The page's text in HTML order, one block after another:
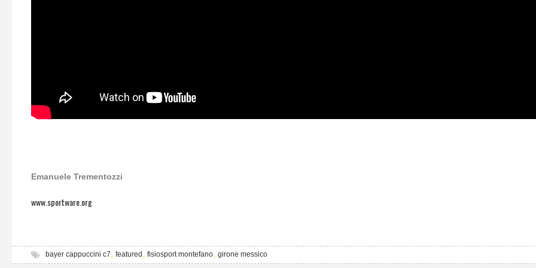
Emanuele Trementozzi
www.sportware.org
bayer cappuccini c7, featured , fisiosport montefano, girone messico